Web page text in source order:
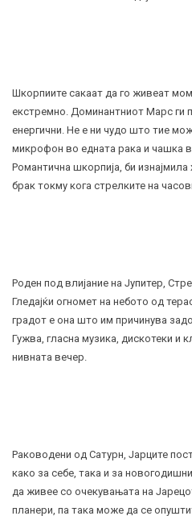
Шкорпиите сакаат да го живеат
екстремно. Доминантниот Марс ги
енергични. Не е ни чудо што тие
микрофон во едната рака и чашка
Романтична шкорпија, би
брак токму кога стрелките на
Роден под влијание на Јупитер,
Гледајќи огномет на небото од
градот е она што им причинува
Гужва, гласна музика, дискотеки и
нивната вечер.
Раководени од Сатурн, Јарците
како за себе, така и за
да живее со очекувањата на
планери, па така може да се